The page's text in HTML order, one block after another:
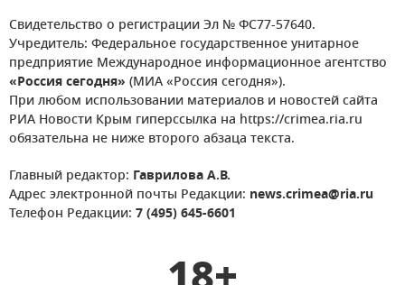
Свидетельство о регистрации Эл № ФС77-57640.
Учредитель: Федеральное государственное унитарное
предприятие Международное информационное агентство
«Россия сегодня» (МИА «Россия сегодня»).
При любом использовании материалов и новостей сайта
РИА Новости Крым гиперссылка на https://crimea.ria.ru
обязательна не ниже второго абзаца текста.
Главный редактор: Гаврилова А.В.
Адрес электронной почты Редакции: news.crimea@ria.ru
Телефон Редакции: 7 (495) 645-6601